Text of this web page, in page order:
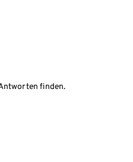
finden.